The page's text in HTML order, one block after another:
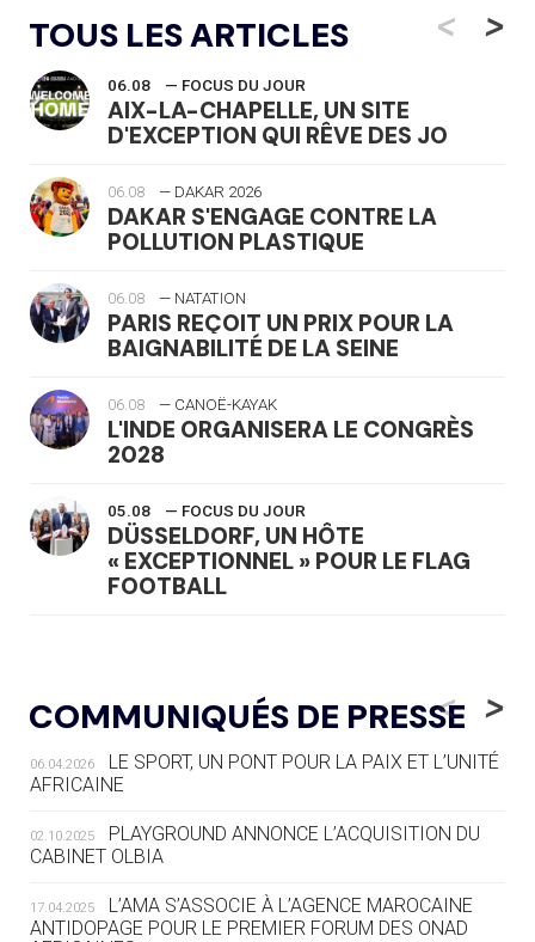
TOUS LES ARTICLES <
06.08 — FOCUS DU JOUR
AIX-LA-CHAPELLE, UN SITE
D'EXCEPTION QUI RÊVE DES JO
06.08 — DAKAR 2026
DAKAR S'ENGAGE CONTRE LA
POLLUTION PLASTIQUE
06.08 — NATATION
PARIS REÇOIT UN PRIX POUR LA
BAIGNABILITÉ DE LA SEINE
06.08 — CANOË-KAYAK
L'INDE ORGANISERA LE CONGRÈS
2028
05.08 — FOCUS DU JOUR
DÜSSELDORF, UN HÔTE
« EXCEPTIONNEL » POUR LE FLAG
FOOTBALL
LE RÊVE DE VOIR LA LUGE ALPINE
AUX JO « N'EST PAS FINI »
05.08 — TIR À L'ARC
DES MONDIAUX À BRISBANE SUR LA
ROUTE DES JO 2032
LE VILLAGE OLYMPIQUE DES ARAVIS
SE DESSINE
>
COMMUNIQUÉS DE PRESSE
<
06.04.2026
LE SPORT, UN PONT POUR LA PAIX ET L’UNITÉ
AFRICAINE
02.10.2025
PLAYGROUND ANNONCE L’ACQUISITION DU
CABINET OLBIA
17.04.2025
L’AMA S’ASSOCIE À L’AGENCE MAROCAINE
ANTIDOPAGE POUR LE PREMIER FORUM DES ONAD
>